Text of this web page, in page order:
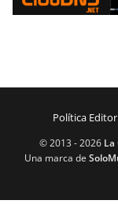
Política
© 2013 -2026 La
Una marca de